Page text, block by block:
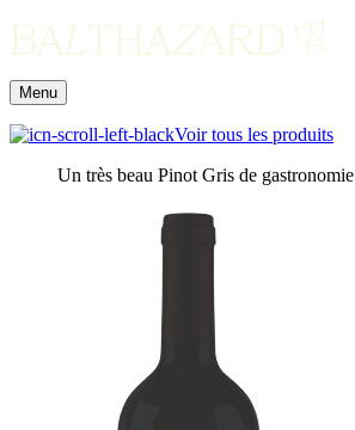
Menu
Voir tous les produits
Un très beau Pinot Gris de gastronomie